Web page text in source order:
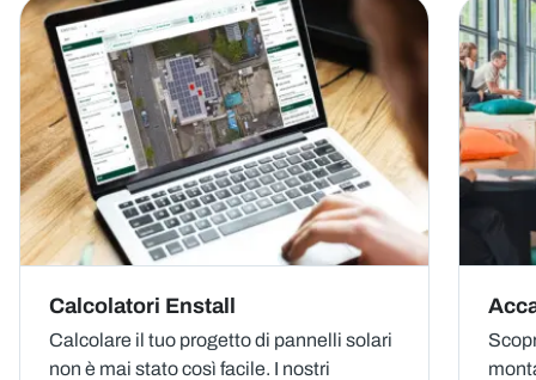
Calcolatori Enstall
Calcolare il tuo progetto di pannelli solari
non è mai stato così facile. I nostri